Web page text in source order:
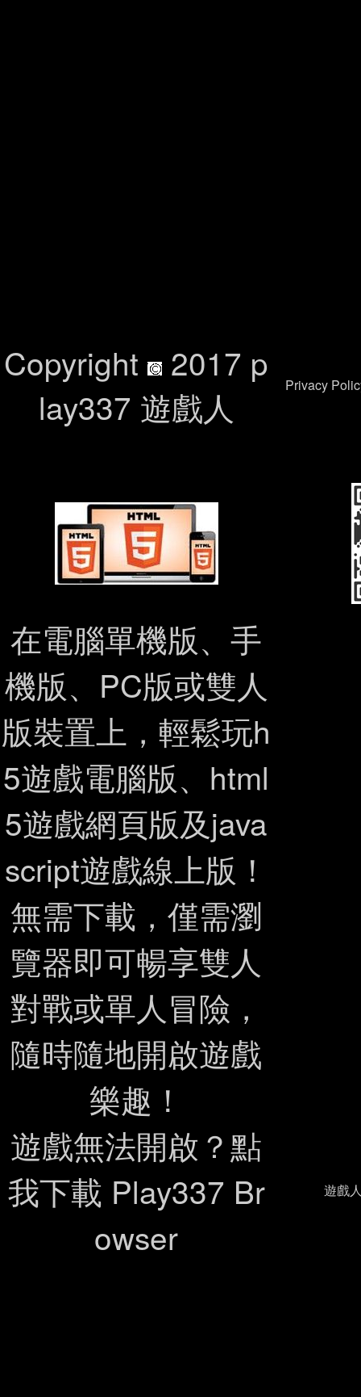
Copyright
2017 p
lay337 遊戲人
Privacy
在電腦單機版、手
機版、PC版或雙人
版裝置上，輕鬆玩h
5遊戲電腦版、html
5遊戲網頁版及java
script遊戲線上版！
無需下載，僅需瀏
覽器即可暢享雙人
對戰或單人冒險，
隨時隨地開啟遊戲
樂趣！
遊戲無法開啟？點
我下載 Play337 Br
owser
遊戲